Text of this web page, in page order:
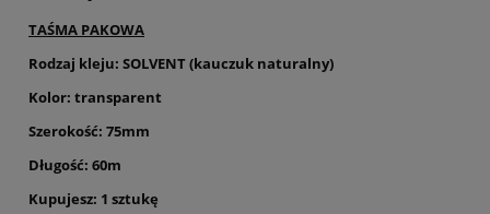
TAŚMA PAKOWA
Rodzaj kleju: SOLVENT (kauczuk naturalny)
Kolor: transparent
Szerokość: 75mm
Długość: 60m
Kupujesz: 1 sztukę